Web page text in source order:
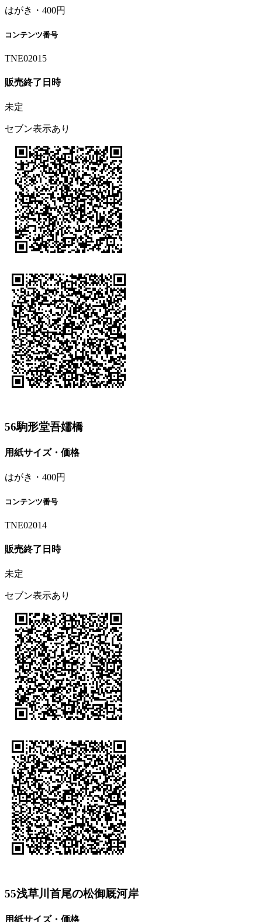
はがき・400円
コンテンツ番号
TNE02015
販売終了日時
未定
セブン表示あり
56駒形堂吾嬬橋
用紙サイズ・価格
はがき・400円
コンテンツ番号
TNE02014
販売終了日時
未定
セブン表示あり
55浅草川首尾の松御厩河岸
用紙サイズ・価格